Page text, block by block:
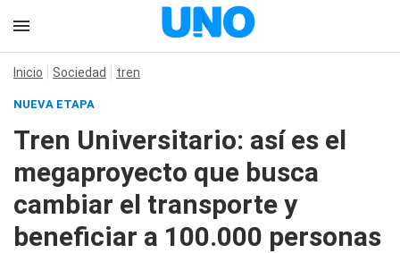
Inicio Sociedad tren
NUEVA ETAPA
Tren Universitario: así es el
megaproyecto que busca
cambiar el transporte y
beneficiar a 100.000 personas